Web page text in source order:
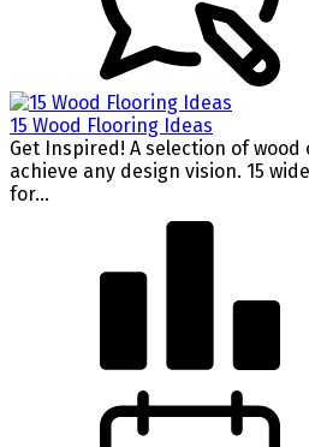
15 Wood Flooring Ideas
Get Inspired! A selection of
achieve any design vision. 15
for...